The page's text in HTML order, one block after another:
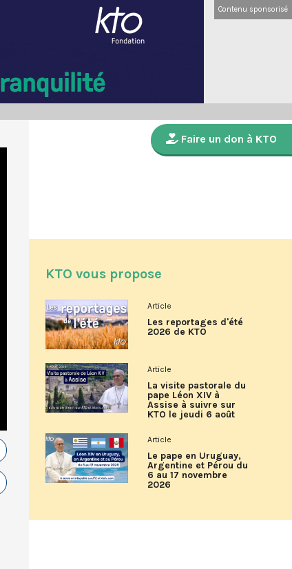
Contenu sponsorisé
Faire un don à KTO
KTO vous propose
Article
Les reportages d'été
2026 de KTO
Article
La visite pastorale du
pape Léon XIV à
Assise à suivre sur
KTO le jeudi 6 août
Article
Le pape en Uruguay,
Argentine et Pérou du
6 au 17 novembre
2026